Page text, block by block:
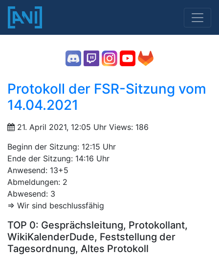
Protokoll der FSR-Sitzung vom
14.04.2021
21. April 2021, 12:05 Uhr Views: 186
Beginn der Sitzung: 12:15 Uhr
Ende der Sitzung: 14:16 Uhr
Anwesend: 13+5
Abmeldungen: 2
Abwesend: 3
=> Wir sind beschlussfähig
TOP 0: Gesprächsleitung, Protokollant,
WikiKalenderDude, Feststellung der
Tagesordnung, Altes Protokoll